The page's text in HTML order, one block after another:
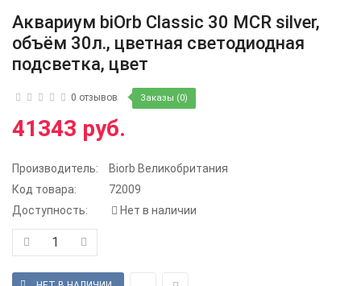
Аквариум biOrb Classic 30 MCR silver,
объём 30л., цветная светодиодная
подсветка, цвет
0 отзывов Заказы (0)
41343 руб.
Производитель:
Biorb Великобритания
Код товара:
72009
Доступность:
Нет в наличии